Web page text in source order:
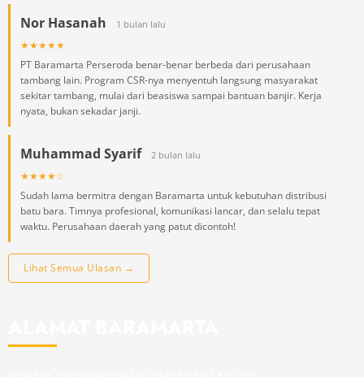
Nor Hasanah 1 bulan lalu
★★★★★
PT Baramarta Perseroda benar-benar berbeda dari perusahaan
tambang lain. Program CSR-nya menyentuh langsung masyarakat
sekitar tambang, mulai dari beasiswa sampai bantuan banjir. Kerja
nyata, bukan sekadar janji.
Muhammad Syarif 2 bulan lalu
★★★★☆
Sudah lama bermitra dengan Baramarta untuk kebutuhan distribusi
batu bara. Timnya profesional, komunikasi lancar, dan selalu tepat
waktu. Perusahaan daerah yang patut dicontoh!
Lihat Semua Ulasan →